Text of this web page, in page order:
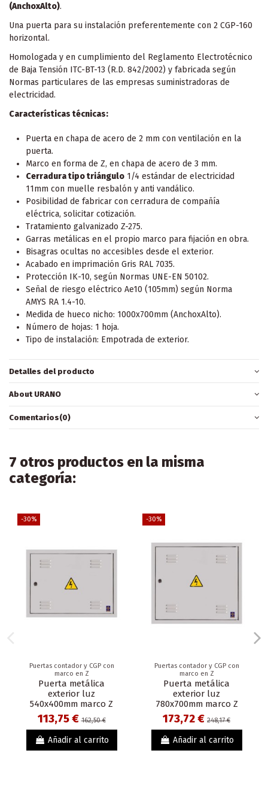
(AnchoxAlto).
Una puerta para su instalación preferentemente con 2 CGP-160
horizontal.
Homologada y en cumplimiento del Reglamento Electrotécnico
de Baja Tensión ITC-BT-13 (R.D. 842/2002) y fabricada según
Normas particulares de las empresas suministradoras de
electricidad.
Características técnicas:
Puerta en chapa de acero de 2 mm con ventilación en la
puerta.
Marco en forma de Z, en chapa de acero de 3 mm.
Cerradura tipo triángulo 1/4 estándar de electricidad
11mm con muelle resbalón y anti vandálico.
Posibilidad de fabricar con cerradura de compañía
eléctrica, solicitar cotización.
Tratamiento galvanizado Z-275.
Garras metálicas en el propio marco para fijación en obra.
Bisagras ocultas no accesibles desde el exterior.
Acabado en imprimación Gris RAL 7035.
Protección IK-10, según Normas UNE-EN 50102.
Señal de riesgo eléctrico Ae10 (105mm) según Norma
AMYS RA 1.4-10.
Medida de hueco nicho: 1000x700mm (AnchoxAlto).
Número de hojas: 1 hoja.
Tipo de instalación: Empotrada de exterior.
Detalles del producto
About URANO
Comentarios(0)
7 otros productos en la misma
categoría:
-30%
Puertas contador y CGP con
marco en Z
Puerta metálica
exterior luz
540x400mm marco Z
113,75 €162,50 €
Añadir al carrito
-30%
Puertas contador y CGP con
marco en Z
Puerta metálica
exterior luz
780x700mm marco Z
173,72 € 248,17 €
Añadir al carrito